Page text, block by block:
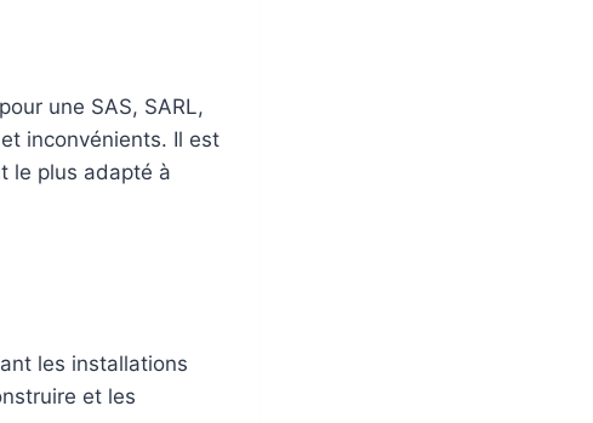
une SAS, SARL,
inconvénients. Il est
le plus adapté à
les installations
et les